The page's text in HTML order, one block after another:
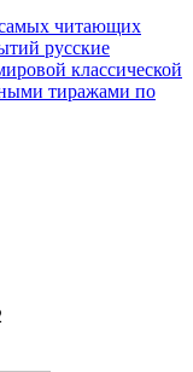
читающих
русские
классической
тиражами по